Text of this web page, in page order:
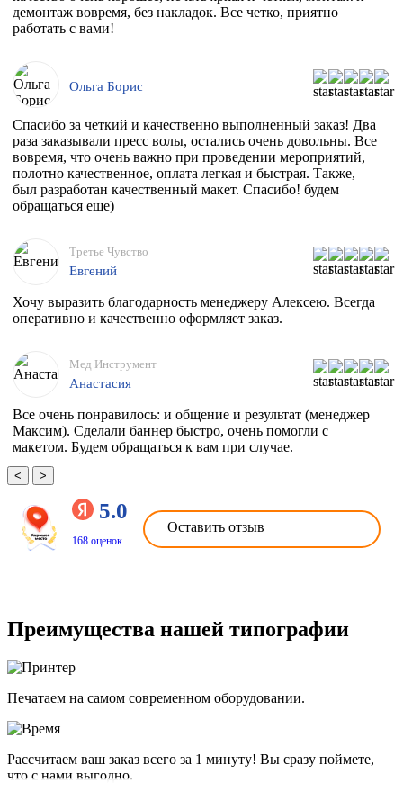
демонтаж вовремя, без накладок. Все четко, приятно
работать с вами!
Ольга Борис
Спасибо за четкий и качественно выполненный заказ! Два
раза заказывали пресс волы, остались очень довольны. Все
вовремя, что очень важно при проведении мероприятий,
полотно качественное, оплата легкая и быстрая. Также,
был разработан качественный макет. Спасибо! будем
обращаться еще)
Третье Чувство
Евгений
Хочу выразить благодарность менеджеру Алексею. Всегда
оперативно и качественно оформляет заказ.
Мед Инструмент
Анастасия
Все очень понравилось: и общение и результат (менеджер
Максим). Сделали баннер быстро, очень помогли с
макетом. Будем обращаться к вам при случае.
< >
5.0
168 оценок
Оставить отзыв
Преимущества нашей типографии
Печатаем на самом современном оборудовании.
Рассчитаем ваш заказ всего за 1 минуту! Вы сразу поймете,
что с нами выгодно.